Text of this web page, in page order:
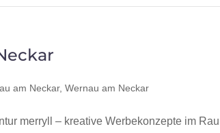
am Neckar,Wernau am Neckar
merryll – kreative Werbekonzepte im